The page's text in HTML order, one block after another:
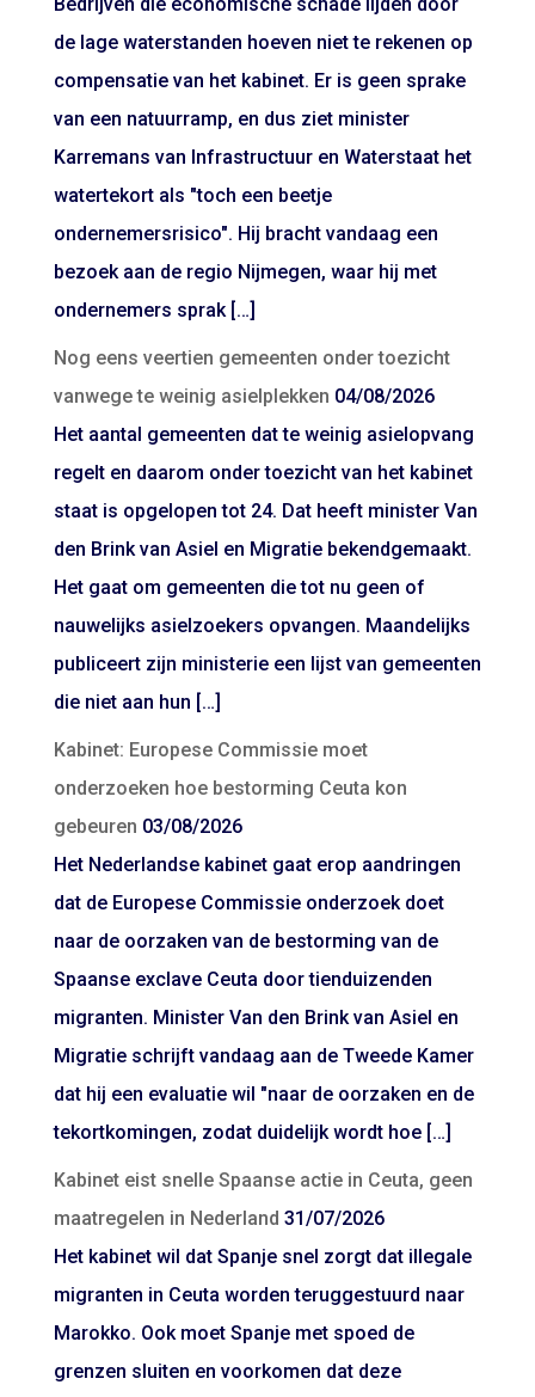
de lage waterstanden hoeven niet te rekenen op
compensatie van het kabinet. Er is geen sprake
van een natuurramp, en dus ziet minister
Karremans van Infrastructuur en Waterstaat het
watertekort als "toch een beetje
ondernemersrisico". Hij bracht vandaag een
bezoek aan de regio Nijmegen, waar hij met
ondernemers sprak […]
Nog eens veertien gemeenten onder toezicht
vanwege te weinig asielplekken 04/08/2026
Het aantal gemeenten dat te weinig asielopvang
regelt en daarom onder toezicht van het kabinet
staat is opgelopen tot 24. Dat heeft minister Van
den Brink van Asiel en Migratie bekendgemaakt.
Het gaat om gemeenten die tot nu geen of
nauwelijks asielzoekers opvangen. Maandelijks
publiceert zijn ministerie een lijst van gemeenten
die niet aan hun […]
Kabinet: Europese Commissie moet
onderzoeken hoe bestorming Ceuta kon
gebeuren 03/08/2026
Het Nederlandse kabinet gaat erop aandringen
dat de Europese Commissie onderzoek doet
naar de oorzaken van de bestorming van de
Spaanse exclave Ceuta door tienduizenden
migranten. Minister Van den Brink van Asiel en
Migratie schrijft vandaag aan de Tweede Kamer
dat hij een evaluatie wil "naar de oorzaken en de
tekortkomingen, zodat duidelijk wordt hoe […]
Kabinet eist snelle Spaanse actie in Ceuta, geen
maatregelen in Nederland 31/07/2026
Het kabinet wil dat Spanje snel zorgt dat illegale
migranten in Ceuta worden teruggestuurd naar
Marokko. Ook moet Spanje met spoed de
grenzen sluiten en voorkomen dat deze